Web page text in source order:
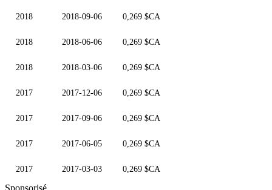
2018 2018-09-06 0,269 $CA
2018 2018-06-06 0,269 $CA
2018 2018-03-06 0,269 $CA
2017 2017-12-06 0,269 $CA
2017 2017-09-06 0,269 $CA
2017 2017-06-05 0,269 $CA
2017 2017-03-03 0,269 $CA
Sponsorisé